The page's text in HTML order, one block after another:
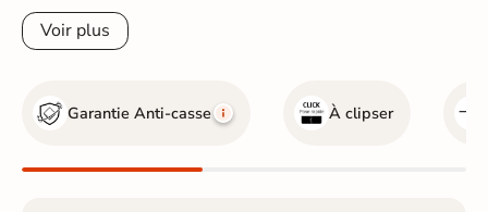
Voir plus
Garantie Anti-casse À clipser